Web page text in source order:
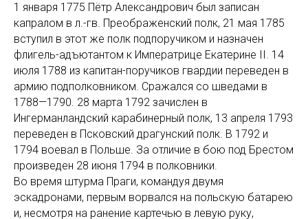
1 января 1775 Пётр Александрович был записан
капралом в л.-гв. Преображенский полк, 21 мая 1785
вступил в этот же полк подпоручиком и назначен
флигель-адъютантом к Императрице Екатерине II. 14
июля 1788 из капитан-поручиков гвардии переведен в
армию подполковником. Сражался со шведами в
1788—1790. 28 марта 1792 зачислен в
Ингерманландский карабинерный полк, 13 апреля 1793
переведен в Псковский драгунский полк. В 1792 и
1794 воевал в Польше. За отличие в бою под Брестом
произведен 28 июня 1794 в полковники.
Во время штурма Праги, командуя двумя
эскадронами, первым ворвался на польскую батарею
и, несмотря на ранение картечью в левую руку,